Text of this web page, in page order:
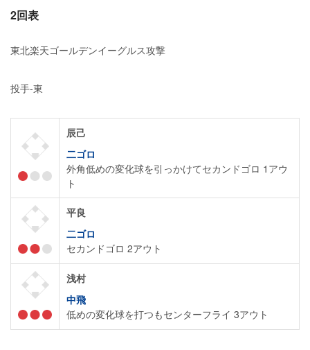
2回表
東北楽天ゴールデンイーグルス攻撃
投手-東
辰己
二ゴロ
外角低めの変化球を引っかけてセカンドゴロ 1アウ
ト
平良
二ゴロ
セカンドゴロ 2アウト
浅村
中飛
低めの変化球を打つもセンターフライ 3アウト